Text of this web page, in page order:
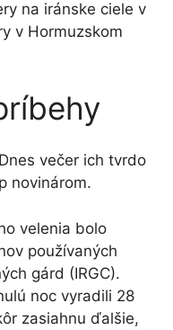
na iránske ciele v
v Hormuzskom
večer ich tvrdo
novinárom.
velenia bolo
používaných
gárd (IRGC).
noc vyradili 28
zasiahnu ďalšie,